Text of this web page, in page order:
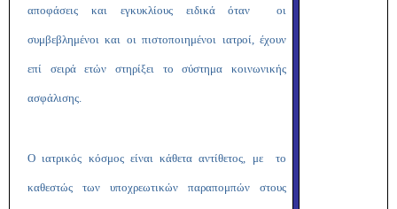
αποφάσεις και εγκυκλίους ειδικά όταν οι
συμβεβλημένοι και οι πιστοποιημένοι ιατροί, έχουν
επί σειρά ετών στηρίξει το σύστημα κοινωνικής
ασφάλισης.
Ο ιατρικός κόσμος είναι κάθετα αντίθετος, με το
καθεστώς των υποχρεωτικών παραπομπών στους